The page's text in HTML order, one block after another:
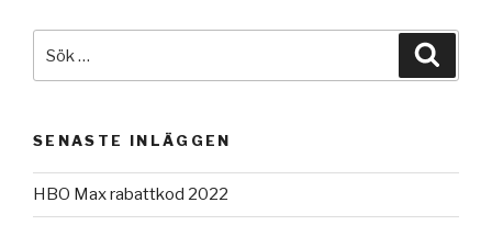
efter:
SENASTE INLÄGGEN
HBO Max rabattkod 2022